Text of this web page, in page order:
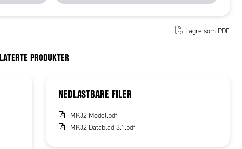
Lagre som PDF
PRODUKTER
NEDLASTBARE FILER
MK32 Model.pdf
MK32 Datablad 3.1.pdf